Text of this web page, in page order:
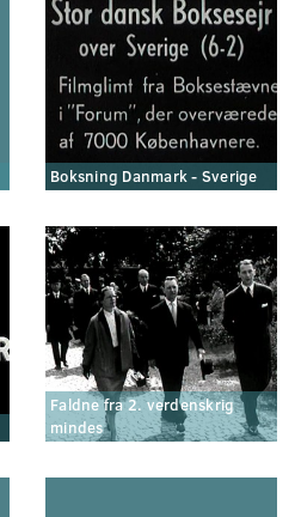
Boksning Danmark - Sverige
Faldne fra 2. verdenskrig
mindes